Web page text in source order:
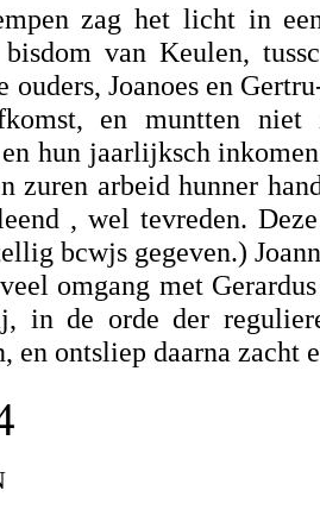
zag het licht in
van Keulen,
Joanoes en
en muntten
hun jaarlijksch
zuren arbeid hunner
, wel tevreden.
bcwjs gegeven.)
omgang met
in de orde der
en ontsliep daarna zacht